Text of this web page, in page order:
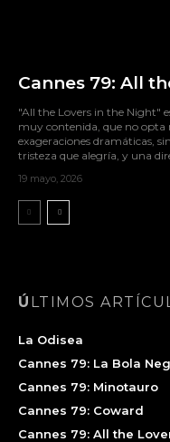
Cannes 79: All
"All the Lovers in the Night"
muy contenida, que no opta
exageraciones dramáticas,
tristeza que alegría, y una
19 mayo, 2026
ÚLTIMOS
La Odisea
Cannes 79: La Bola
Cannes 79: Minotauro
Cannes 79: Coward
Cannes 79: All the